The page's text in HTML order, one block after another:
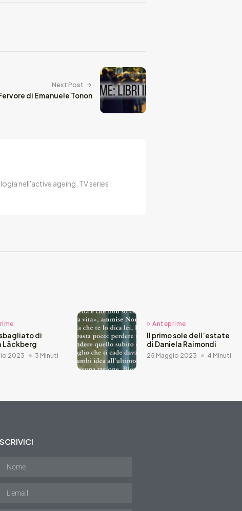
Next Post
di Emanuele Tonon
nell'active ageing, TV series
di
Läckberg
2023 3 Minuti
Anteprime
Il primo sole dell’estate
di Daniela Raimondi
25 Maggio 2023 4 Minuti
SCRIVICI